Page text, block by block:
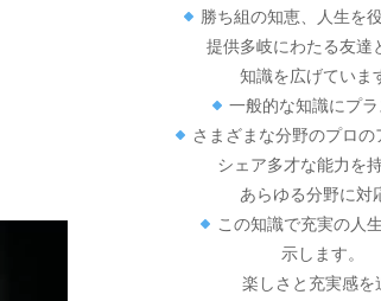
勝ち組の知恵、人生を
提供多岐にわたる友達
知識を広げていま
一般的な知識にプラ
さまざまな分野のプロの
シェア多才な能力を
あらゆる分野に対
この知識で充実の人
示します。
楽しさと充実感を